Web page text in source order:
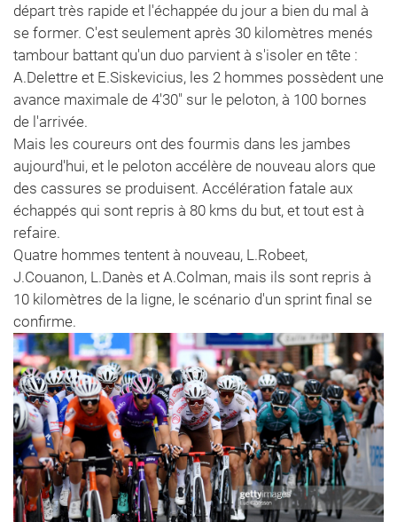
départ très rapide et l'échappée du jour a bien du mal à
se former. C'est seulement après 30 kilomètres menés
tambour battant qu'un duo parvient à s'isoler en tête :
A.Delettre et E.Siskevicius, les 2 hommes possèdent une
avance maximale de 4'30" sur le peloton, à 100 bornes
de l'arrivée.
Mais les coureurs ont des fourmis dans les jambes
aujourd'hui, et le peloton accélère de nouveau alors que
des cassures se produisent. Accélération fatale aux
échappés qui sont repris à 80 kms du but, et tout est à
refaire.
Quatre hommes tentent à nouveau, L.Robeet,
J.Couanon, L.Danès et A.Colman, mais ils sont repris à
10 kilomètres de la ligne, le scénario d'un sprint final se
confirme.